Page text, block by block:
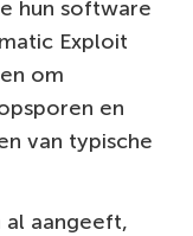
hun software
Exploit
om
en
van typische
al aangeeft,